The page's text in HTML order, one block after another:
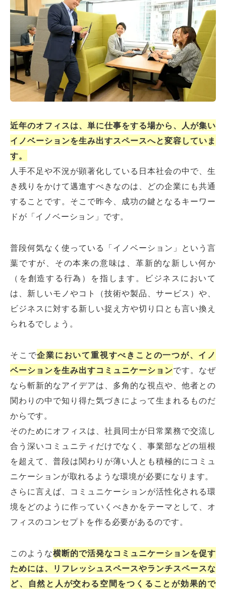
近年のオフィスは、単に仕事をする場から、人が集い
イノベーションを生み出すスペースへと変容していま
す。
人手不足や不況が顕著化している日本社会の中で、生
き残りをかけて邁進すべきなのは、どの企業にも共通
することです。そこで昨今、成功の鍵となるキーワー
ドが「イノベーション」です。
普段何気なく使っている「イノベーション」という言
葉ですが、その本来の意味は、革新的な新しい何か
（を創造する行為）を指します。ビジネスにおいて
は、新しいモノやコト（技術や製品、サービス）や、
ビジネスに対する新しい捉え方や切り口とも言い換え
られるでしょう。
そこで企業において重視すべきことの一つが、イノ
ベーションを生み出すコミュニケーションです。なぜ
なら斬新的なアイデアは、多角的な視点や、他者との
関わりの中で知り得た気づきによって生まれるものだ
からです。
そのためにオフィスは、社員同士が日常業務で交流し
合う深いコミュニティだけでなく、事業部などの垣根
を超えて、普段は関わりが薄い人とも積極的にコミュ
ニケーションが取れるような環境が必要になります。
さらに言えば、コミュニケーションが活性化される環
境をどのように作っていくべきかをテーマとして、オ
フィスのコンセプトを作る必要があるのです。
このような横断的で活発なコミュニケーションを促す
ためには、リフレッシュスペースやランチスペースな
ど、自然と人が交わる空間をつくることが効果的で